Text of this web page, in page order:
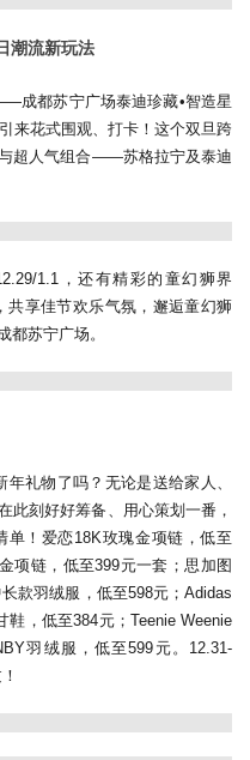
潮流新玩法
成都苏宁广场泰迪珍藏•智造星
来花式围观、打卡！这个双旦跨
超人气组合——苏格拉宁及泰迪
1.1，还有精彩的童幻狮界
享佳节欢乐气氛，邂逅童幻狮
都苏宁广场。
礼物了吗？无论是送给家人、
此刻好好筹备、用心策划一番，
单！爱恋18K玫瑰金项链，低至
项链，低至399元一套；思加图
款羽绒服，低至598元；Adidas
，低至384元；Teenie Weenie
羽绒服，低至599元。12.31-